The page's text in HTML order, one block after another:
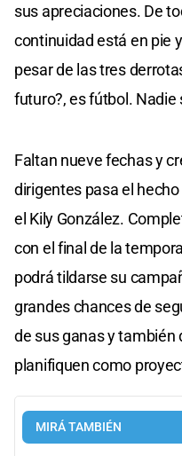
sus apreciaciones. De
continuidad está en pie
pesar de las tres
futuro?, es fútbol. Nadie
Faltan nueve fechas y
dirigentes pasa el
el Kily González.
con el final de la
podrá tildarse su
grandes chances de
de sus ganas y también
planifiquen como
MIRÁ TAMBIÉN